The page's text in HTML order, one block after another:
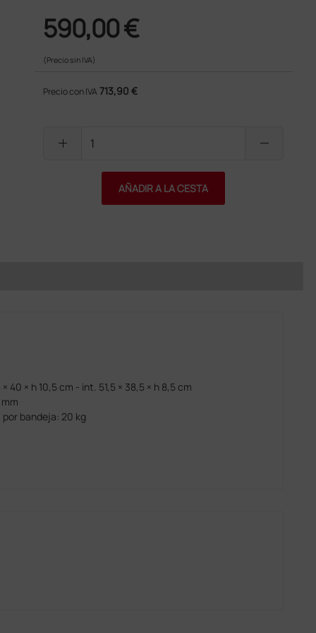
590,00 €
(Precio sin IVA)
Precio con IVA 713,90 €
add remove
AÑADIR A LA CESTA
40 × h 10,5 cm - int. 51,5 × 38,5 × h 8,5 cm
bandeja: 20 kg